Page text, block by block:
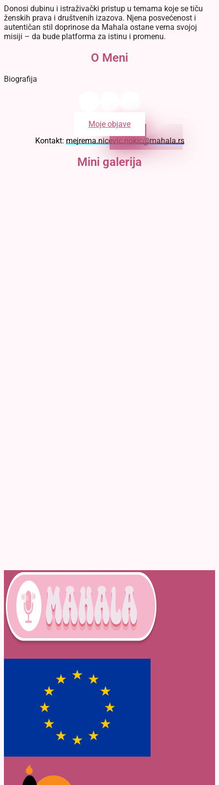
Donosi dubinu i istraživački pristup u temama koje se tiču
ženskih prava i društvenih izazova. Njena posvećenost i
autentičan stil doprinose da Mahala ostane verna svojoj
misiji – da bude platforma za istinu i promenu.
O Meni
Biografija
Moje objave
Kontakt: mejrema.nicevic.nokic@mahala.rs
Mini galerija